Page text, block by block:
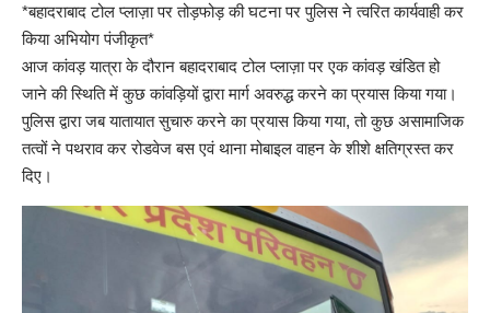
*बहादराबाद टोल प्लाज़ा पर तोड़फोड़ की घटना पर पुलिस ने त्वरित कार्यवाही कर
किया अभियोग पंजीकृत*
आज कांवड़ यात्रा के दौरान बहादराबाद टोल प्लाज़ा पर एक कांवड़ खंडित हो
जाने की स्थिति में कुछ कांवड़ियों द्वारा मार्ग अवरुद्ध करने का प्रयास किया गया।
पुलिस द्वारा जब यातायात सुचारु करने का प्रयास किया गया, तो कुछ असामाजिक
तत्वों ने पथराव कर रोडवेज बस एवं थाना मोबाइल वाहन के शीशे क्षतिग्रस्त कर
दिए।